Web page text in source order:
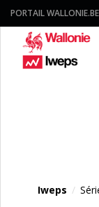
PORTAIL WALLONIE.BE
Iweps /